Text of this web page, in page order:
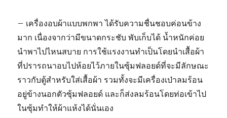
– เครื่องอบผ้าแบบพกพา ได้รับความชื่นชอบค่อนข้าง
มาก เนื่องจากว่ามีขนาดกระชับ พับเก็บได้ น้ำหนักค่อย
นำพาไปไหนสบาย การใช้แรงงานทำเป็นโดยนำเสื้อผ้า
ที่ปรารถนาอบไปห้อยไว้ภายในซุ้มฟลอยด์ที่จะมีลักษณะ
ราวกับตู้สำหรับใส่เสื้อผ้า รวมทั้งจะมีเครื่องเป่าลมร้อน
อยู่ข้างนอกตัวซุ้มฟลอยด์ และก็ส่งลมร้อนโดยท่อเข้าไป
ในซุ้มทำให้ผ้าแห้งได้นั่นเอง